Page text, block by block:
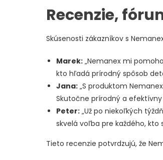
Recenzie,
Skúsenosti zákazníkov s
Marek: „Nemanex mi
kto hľadá prírodný spôsob
Jana: „S produktom
Skutočne prírodný a efektívny
Peter: „Už po niekoľkých
skvelá voľba pre každého,
Tieto recenzie potvrdzujú, že